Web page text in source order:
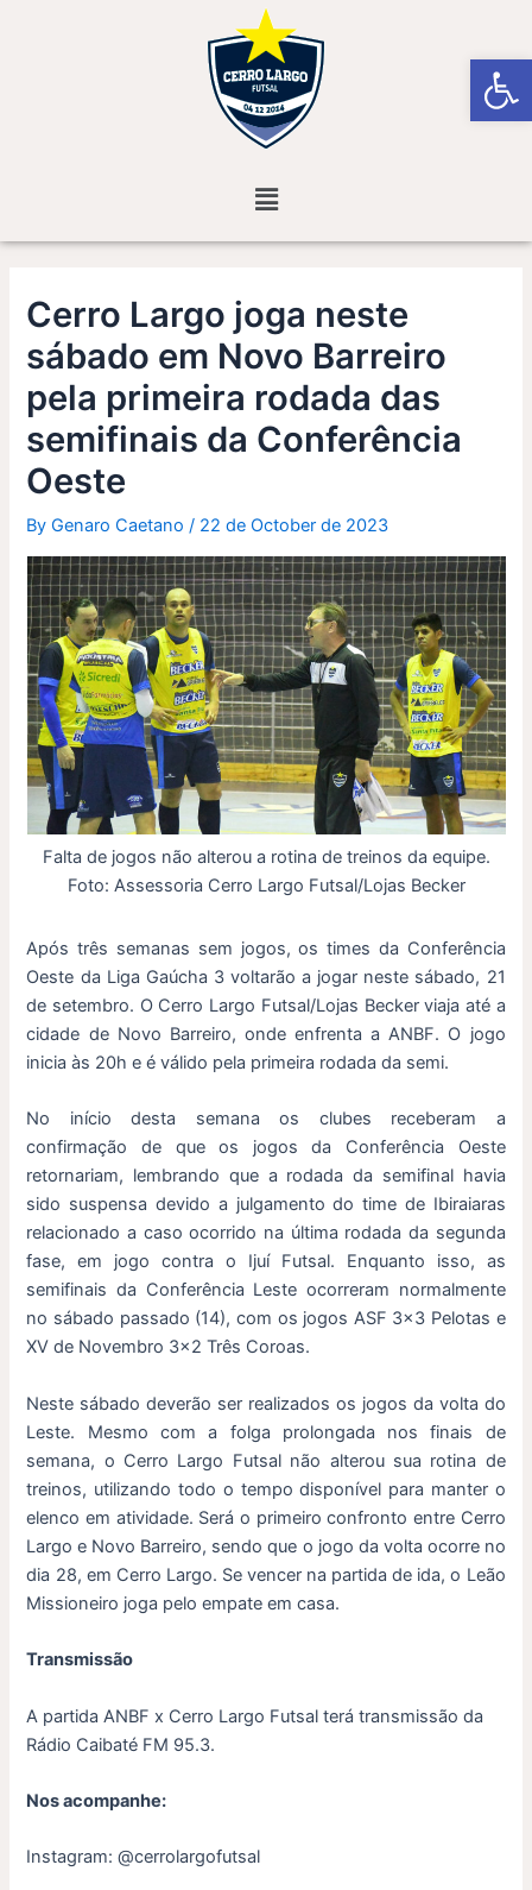
Menu
Cerro Largo joga neste
sábado em Novo Barreiro
pela primeira rodada das
semifinais da Conferência
Oeste
ByGenaro Caetano/ 22 de October de 2023
Falta de jogos não alterou a rotina de treinos da equipe.
Foto: Assessoria Cerro Largo Futsal/Lojas Becker
Após três semanas sem jogos, os times da Conferência
Oeste da Liga Gaúcha 3 voltarão a jogar neste sábado, 21
de setembro. O Cerro Largo Futsal/Lojas Becker viaja até a
cidade de Novo Barreiro, onde enfrenta a ANBF. O jogo
inicia às 20h e é válido pela primeira rodada da semi.
No início desta semana os clubes receberam a
confirmação de que os jogos da Conferência Oeste
retornariam, lembrando que a rodada da semifinal havia
sido suspensa devido a julgamento do time de Ibiraiaras
relacionado a caso ocorrido na última rodada da segunda
fase, em jogo contra o Ijuí Futsal. Enquanto isso, as
semifinais da Conferência Leste ocorreram normalmente
no sábado passado (14), com os jogos ASF 3×3 Pelotas e
XV de Novembro 3×2 Três Coroas.
Neste sábado deverão ser realizados os jogos da volta do
Leste. Mesmo com a folga prolongada nos finais de
semana, o Cerro Largo Futsal não alterou sua rotina de
treinos, utilizando todo o tempo disponível para manter o
elenco em atividade. Será o primeiro confronto entre Cerro
Largo e Novo Barreiro, sendo que o jogo da volta ocorre no
dia 28, em Cerro Largo. Se vencer na partida de ida, o Leão
Missioneiro joga pelo empate em casa.
Transmissão
A partida ANBF x Cerro Largo Futsal terá transmissão da
Rádio Caibaté FM 95.3.
Nos acompanhe:
Instagram: @cerrolargofutsal